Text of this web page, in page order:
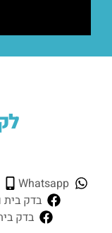
Whatsapp
בדק בית
בדק